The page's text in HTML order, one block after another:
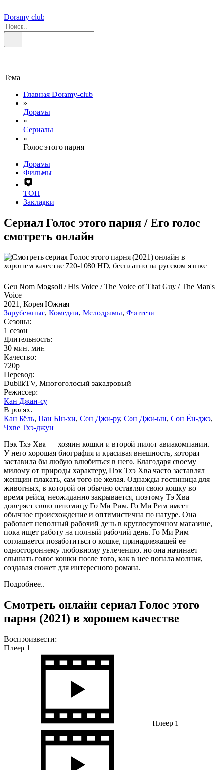
Doramy club
Тема
Главная Doramy-club
»
Дорамы
»
Сериалы
»
Голос этого парня
Дорамы
Фильмы
ТОП
Закладки
Сериал Голос этого парня / Его голос
смотреть онлайн
Geu Nom Mogsoli / His Voice / The Voice of That Guy / The Man's
Voice
2021, Корея Южная
Зарубежные, Комедии, Мелодрамы, Фэнтези
Сезоны:
1 сезон
Длительность:
30 мин. мин
Качество:
720p
Перевод:
DublikTV, Многоголосый закадровый
Режиссер:
Кан Джан-су
В ролях:
Кан Бёль, Пан Ын-хи, Сон Джи-ру, Сон Джи-ын, Сон Ён-джэ,
Чхве Тхэ-джун
Пэк Тхэ Хва — хозяин кошки и второй пилот авиакомпании.
У него хорошая биография и красивая внешность, которая
заставила бы любую влюбиться в него. Благодаря своему
милому от природы характеру, Пэк Тхэ Хва часто заставлял
женщин плакать, сам того не желая. Однажды гостиница для
животных, в которой он обычно оставлял свою кошку во
время рейса, неожиданно закрывается, поэтому Тэ Хва
доверяет свою питомицу Го Ми Рим. Го Ми Рим имеет
обычное происхождение и оптимистична по натуре. Она
работает неполный рабочий день в круглосуточном магазине,
пока ищет работу на полный рабочий день. Го Ми Рим
соглашается позаботиться о кошке, принадлежащей ее
одностороннему любовному увлечению, но она начинает
слышать голос кошки после того, как в нее попала молния,
создавая сюжет для интересного романа.
Подробнее..
Смотреть онлайн сериал Голос этого
парня (2021) в хорошем качестве
Воспроизвести:
Плеер 1
Плеер 1